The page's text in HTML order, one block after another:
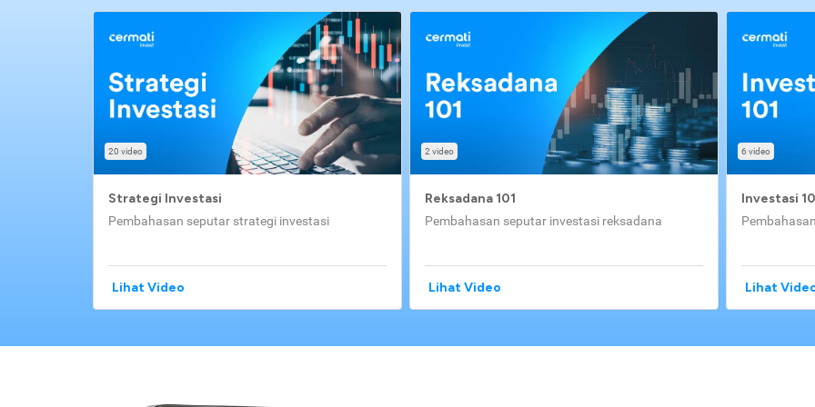
20 video
Strategi Investasi
Pembahasan seputar strategi investasi
Lihat Video
2 video
Reksadana 101
Pembahasan seputar investasi reksadana
Lihat Video
6 video
Investasi
Lihat